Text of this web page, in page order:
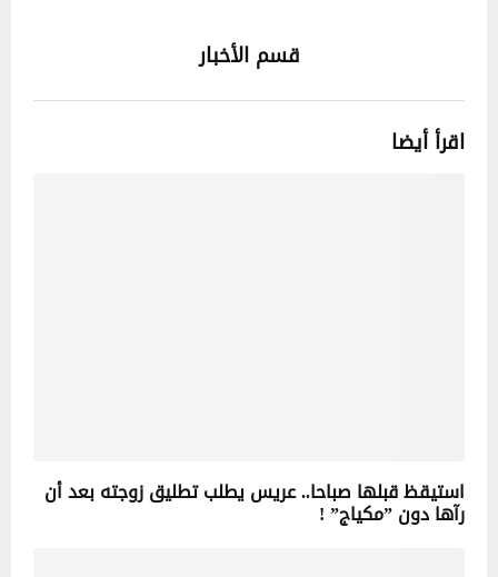
قسم الأخبار
اقرأ أيضا
استيقظ قبلها صباحا.. عريس يطلب تطليق زوجته بعد أن
رآها دون ”مكياج” !